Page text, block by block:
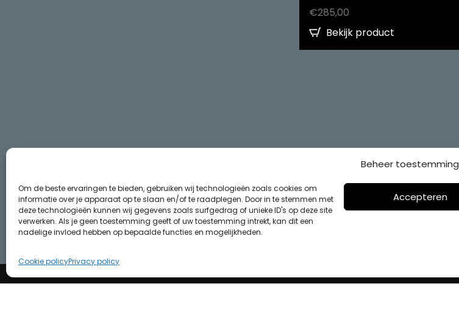
Beheer toestemming
Om de beste ervaringen te bieden, gebruiken wij technologieën zoals cookies om
informatie over je apparaat op te slaan en/of te raadplegen. Door in te stemmen met
deze technologieën kunnen wij gegevens zoals surfgedrag of unieke ID's op deze site
verwerken. Als je geen toestemming geeft of uw toestemming intrekt, kan dit een
nadelige invloed hebben op bepaalde functies en mogelijkheden.
Accepteren
Cookie policyPrivacy policy
€285,00
Bekijk product